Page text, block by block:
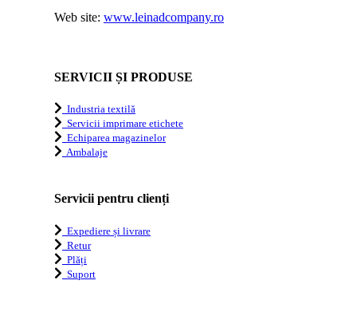
Web site: www.leinadcompany.ro
SERVICII ȘI PRODUSE
Industria textilă
Servicii imprimare etichete
Echiparea magazinelor
Ambalaje
Servicii pentru clienți
Expediere și livrare
Retur
Plăți
Suport